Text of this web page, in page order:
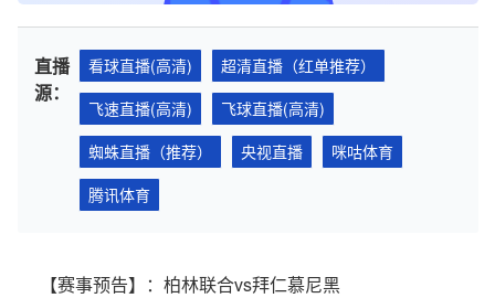
直播
源：
看球直播(高清)
超清直播（红单推荐）
飞速直播(高清)
飞球直播(高清)
蜘蛛直播（推荐）
央视直播
咪咕体育
腾讯体育
【赛事预告】：柏林联合vs拜仁慕尼黑